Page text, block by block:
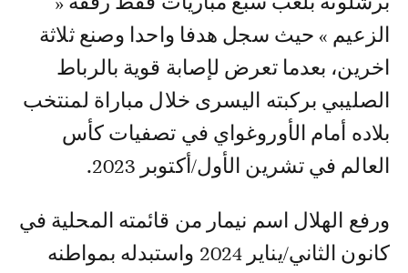
الزعيم » حيث سجل هدفا واحدا وصنع ثلاثة
اخرين، بعدما تعرض لإصابة قوية بالرباط
الصليبي بركبته اليسرى خلال مباراة لمنتخب
بلاده أمام الأوروغواي في تصفيات كأس
العالم في تشرين الأول/أكتوبر 2023.
ورفع الهلال اسم نيمار من قائمته المحلية في
كانون الثاني/يناير 2024 واستبدله بمواطنه